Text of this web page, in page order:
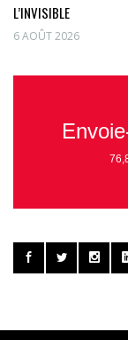
L’INVISIBLE
6 AOÛT 2026